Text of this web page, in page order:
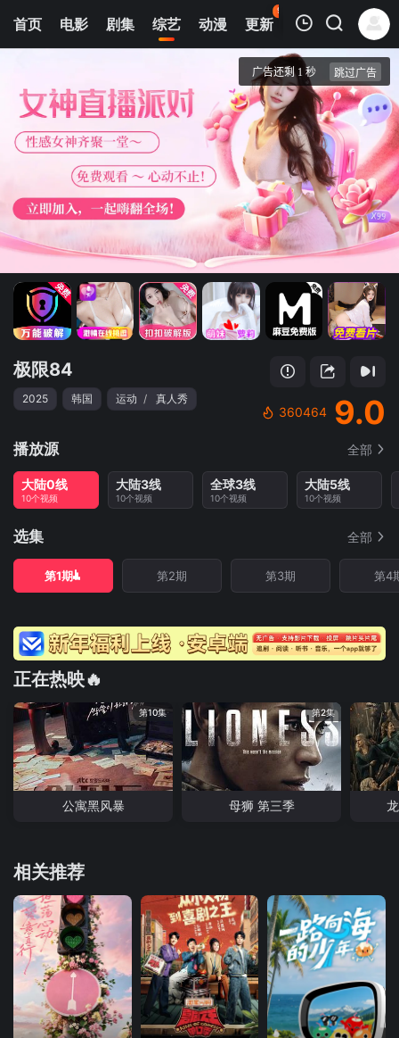
首页 电影 剧集 综艺 动漫 更新
97
热榜 APP
第1期
极限84
极限84
2025 韩国 运动 / 真人秀
360464 9.0
播放源 全部
大陆0线
10个视频
大陆3线
10个视频
全球3线
10个视频
大陆5线
10个视频
选集 全部
第1期 第2期 第3期 第4
正在热映🔥
第10集
公寓黑风暴
第2集
母狮 第三季
相关推荐